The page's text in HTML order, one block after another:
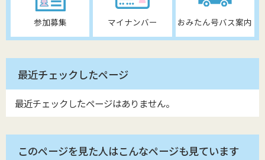
参加募集 マイナンバー おみたん号バス案内
最近チェックしたページ
最近チェックしたページはありません。
このページを見た人はこんなページも見ています